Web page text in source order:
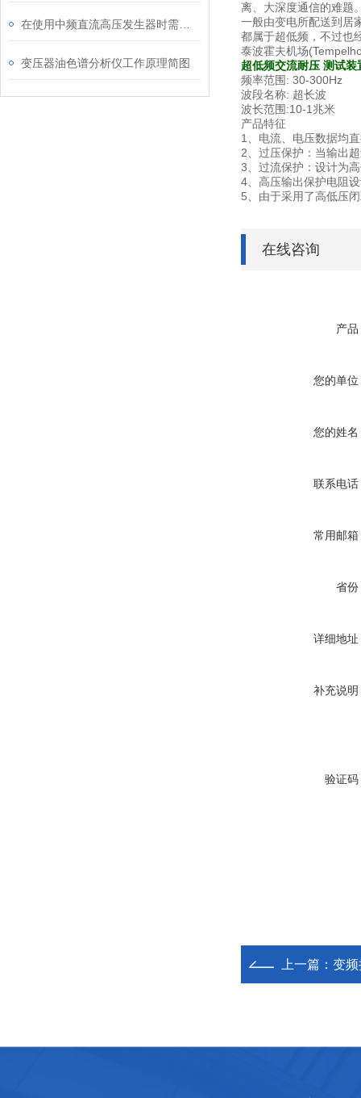
变压器油色谱分析仪工作原理简图
离、大深度通信的难题
一般由变电所配送到居
都属于超低频，不过也
泰波霍夫机场
超低频交流耐压 测试装
频率范围: 30-300Hz
波段名称: 超长波
波长范围:10-1兆米
产品特征
1、电流、电压数据均
2、过压保护：当输出
3、过流保护：设计为
4、高压输出保护电阻
5、由于采用了高低压
在线咨询
产品
您的单位
您的姓名
联系电话
常用邮箱
省份
详细地址
补充说明
验证码
上一篇： 变